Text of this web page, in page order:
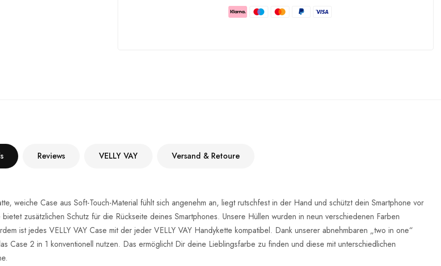
weiche Case aus Soft-Touch-Material fühlt sich angenehm an, liegt rutschfest in der Hand und schützt dein Smartphone vor
zusätzlichen Schutz für die Rückseite deines Smartphones. Unsere Hüllen wurden in neun verschiedenen Farben
ist jedes VELLY VAY Case mit der jeder VELLY VAY Handykette kompatibel. Dank unserer abnehmbaren „two in one“
Case 2 in 1 konventionell nutzen. Das ermöglicht Dir deine Lieblingsfarbe zu finden und diese mit unterschiedlichen
Reviews VELLY VAY Versand & Retoure